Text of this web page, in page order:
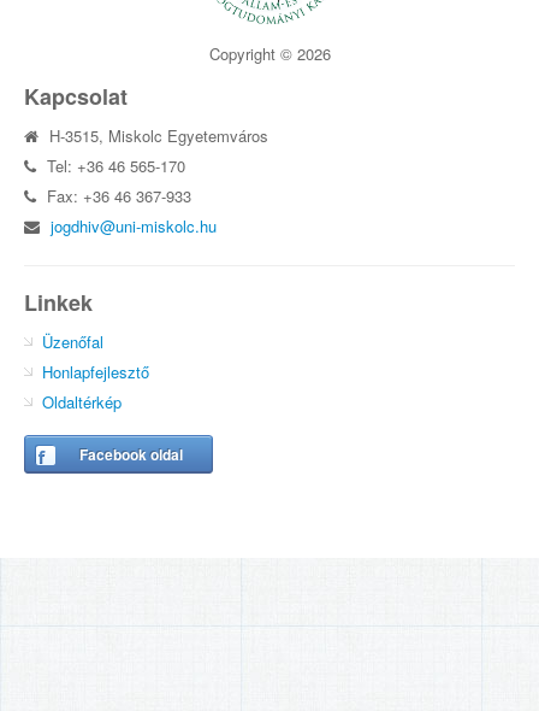
Copyright © 2026
Kapcsolat
H-3515, Miskolc Egyetemváros
Tel: +36 46 565-170
Fax: +36 46 367-933
jogdhiv@uni-miskolc.hu
Linkek
Üzenőfal
Honlapfejlesztő
Oldaltérkép
Facebook oldal